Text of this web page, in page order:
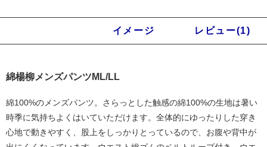
イメージ レビュー(1)
綿楊柳メンズパンツML/LL
綿100%のメンズパンツ。さらっとした触感の綿100%の生地は暑い
時季に気持ちよくはいていただけます。全体的にゆったりした穿き
心地で動きやすく、股上をしっかりとっているので、お腹や背中が